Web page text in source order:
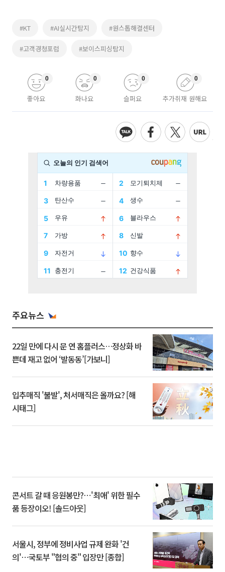
#KT #AI실시간탐지 #원스톱해결센터
#고객경청포럼 #보이스피싱탐지
좋아요
0
화나요
0
슬퍼요
0
추가취재 원해요
0
주요뉴스
22일 만에 다시 문 연 홈플러스…정상화 바
쁜데 재고 없어 ‘발동동’[가보니]
입추매직 '불발', 처서매직은 올까요? [해
시태그]
콘서트 갈 때 응원봉만?⋯'최애' 위한 필수
품 등장이오! [솔드아웃]
서울시, 정부에 정비사업 규제 완화 '건
의'⋯국토부 "협의 중" 입장만 [종합]